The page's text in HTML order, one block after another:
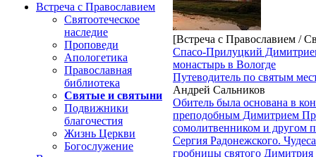
Встреча с Православием
Святоотеческое
наследие
Проповеди
Апологетика
Православная
библиотека
Святые и святыни
Подвижники
благочестия
Жизнь Церкви
Богослужение
[Встреча с Православием /
Спасо-Прилуцкий
монастырь в Вологде
Путеводитель по святым
Андрей Сальников
Обитель была основана в
преподобным Димитрием
сомолитвенником и другом
Сергия Радонежского.
гробницы святого